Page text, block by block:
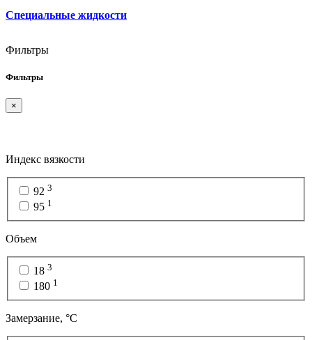
Специальные жидкости
Фильтры
Фильтры
×
Индекс вязкости
92 3
95 1
Объем
18 3
180 1
Замерзание, °C